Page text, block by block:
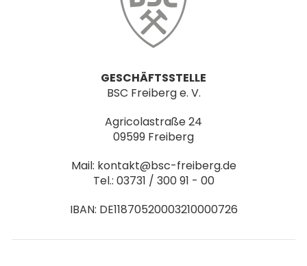
GESCHÄFTSSTELLE
BSC Freiberg e. V.
Agricolastraße 24
09599 Freiberg
Mail: kontakt@bsc-freiberg.de
Tel.: 03731 / 300 91 - 00
IBAN: DE11870520003210000726